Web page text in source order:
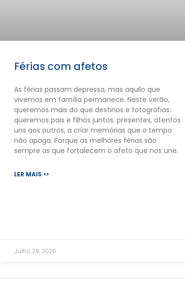
Férias com afetos
As férias passam depressa, mas aquilo que
vivemos em família permanece. Neste verão,
queremos mais do que destinos e fotografias:
queremos pais e filhos juntos, presentes, atentos
uns aos outros, a criar memórias que o tempo
não apaga. Porque as melhores férias são
sempre as que fortalecem o afeto que nos une.
LER MAIS >>
Julho 29, 2026